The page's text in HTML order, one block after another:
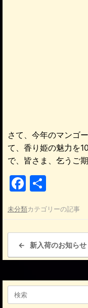
さて、今年のマンゴ
て、香り姫の魅力を
で、皆さま、乞うご期
F
c
e
b
o
o
k
未分類カテゴリーの記事
投稿ナビゲーション
← 新入荷のお知らせ
検